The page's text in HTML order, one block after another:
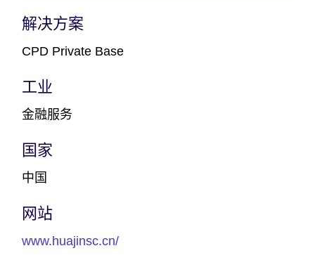
解决方案
CPD Private Base
工业
金融服务
国家
中国
网站
www.huajinsc.cn/